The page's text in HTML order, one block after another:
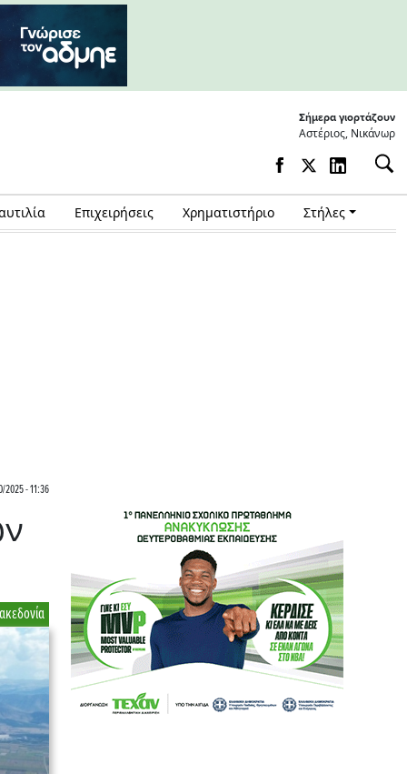
Σήμερα γιορτάζουν
Αστέριος, Νικάνωρ
Επιχειρήσεις Χρηματιστήριο Στήλες
2025 - 11:36